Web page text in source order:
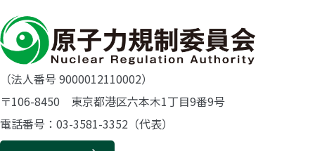
（法人番号 9000012110002）
〒106-8450 東京都港区六本木1丁目9番9号
電話番号：03-3581-3352（代表）